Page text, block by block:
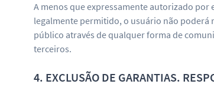
A menos que expressamente autorizado por
legalmente permitido, o usuário não
público através de qualquer forma de
terceiros.
4. EXCLUSÃO DE GARANTIAS.